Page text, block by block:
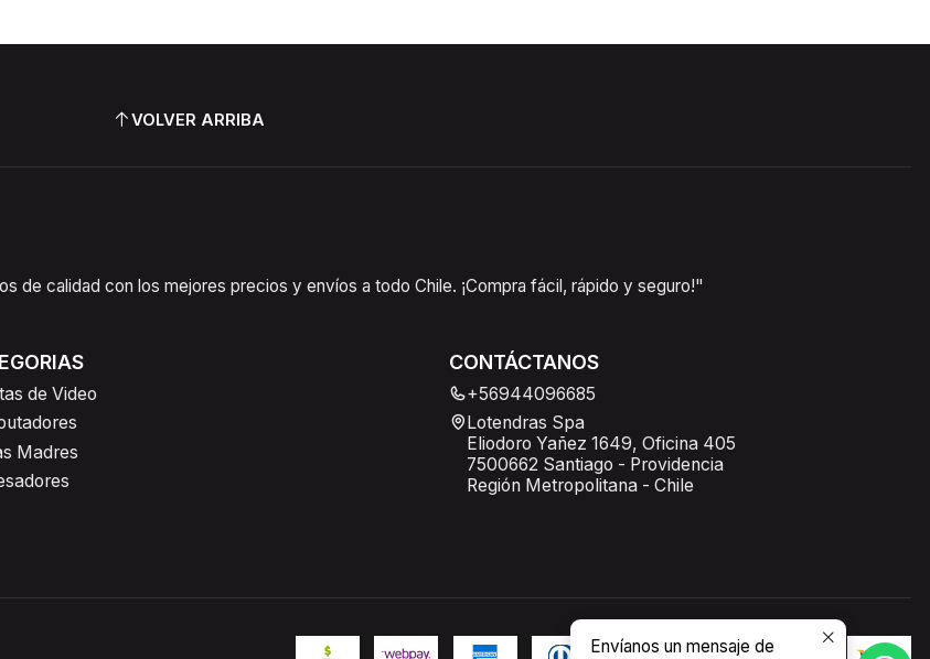
VOLVER ARRIBA
de calidad con los mejores precios y envíos a todo Chile. ¡Compra fácil, rápido y seguro!"
de Video
Madres
CONTÁCTANOS
+56944096685
Lotendras Spa
Eliodoro Yañez 1649, Oficina 405
7500662 Santiago - Providencia
Región Metropolitana - Chile
Envíanos un mensaje de